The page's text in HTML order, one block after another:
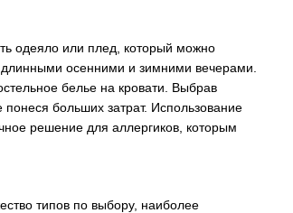
одеяло или плед, который можно
длинными осенними и зимними вечерами.
белье на кровати. Выбрав
больших затрат. Использование
решение для аллергиков, которым
типов по выбору, наиболее